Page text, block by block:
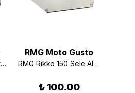
RMG Prego 125 Gösterge Plastiği Füme
RMG Moto Gusto
RMG Rikko 150 Sele Altı Süsleyici Kapak Sol Gri
₺ 100.00